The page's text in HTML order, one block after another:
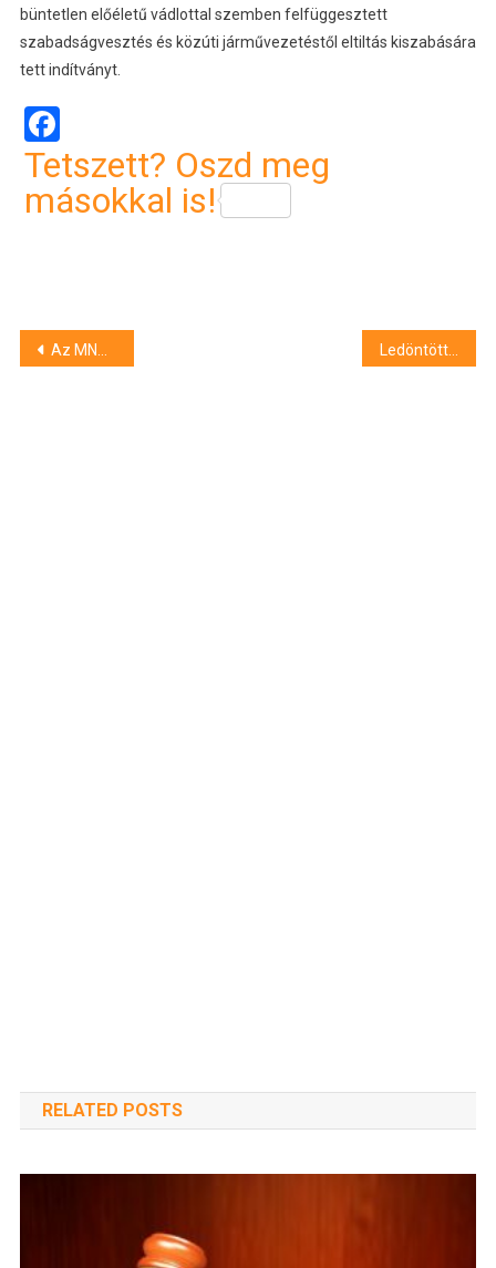
büntetlen előéletű vádlottal szemben felfüggesztett
szabadságvesztés és közúti járművezetéstől eltiltás kiszabására
tett indítványt.
Tetszett? Oszd meg
másokkal is!
Bejegyzés
Az MNB 50 millió forintra bírságolta az OVB biztosítási ügynököt hiányos tájékoztatás miatt Ledöntötte a Mikulás jégszobrot a kecskeméti főtéren, vádat emeltek a féri ellen
RELATED POSTS